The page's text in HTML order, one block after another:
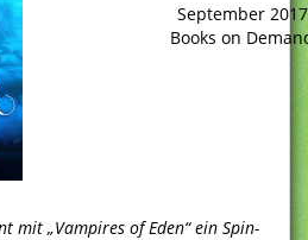
September 2017
Books on
mit „Vampires of Eden“ ein Spin-